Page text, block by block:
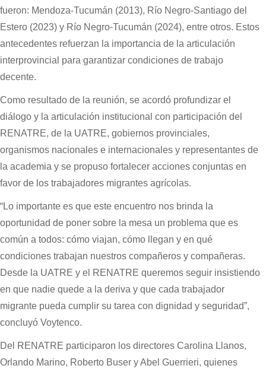
fueron: Mendoza-Tucumán (2013), Río Negro-Santiago del
Estero (2023) y Río Negro-Tucumán (2024), entre otros. Estos
antecedentes refuerzan la importancia de la articulación
interprovincial para garantizar condiciones de trabajo
decente.
Como resultado de la reunión, se acordó profundizar el
diálogo y la articulación institucional con participación del
RENATRE, de la UATRE, gobiernos provinciales,
organismos nacionales e internacionales y representantes de
la academia y se propuso fortalecer acciones conjuntas en
favor de los trabajadores migrantes agrícolas.
“Lo importante es que este encuentro nos brinda la
oportunidad de poner sobre la mesa un problema que es
común a todos: cómo viajan, cómo llegan y en qué
condiciones trabajan nuestros compañeros y compañeras.
Desde la UATRE y el RENATRE queremos seguir insistiendo
en que nadie quede a la deriva y que cada trabajador
migrante pueda cumplir su tarea con dignidad y seguridad”,
concluyó Voytenco.
Del RENATRE participaron los directores Carolina Llanos,
Orlando Marino, Roberto Buser y Abel Guerrieri, quienes